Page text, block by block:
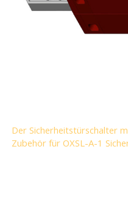
Der Sicherheitstürschalter
Zubehör für OXSL-A-1